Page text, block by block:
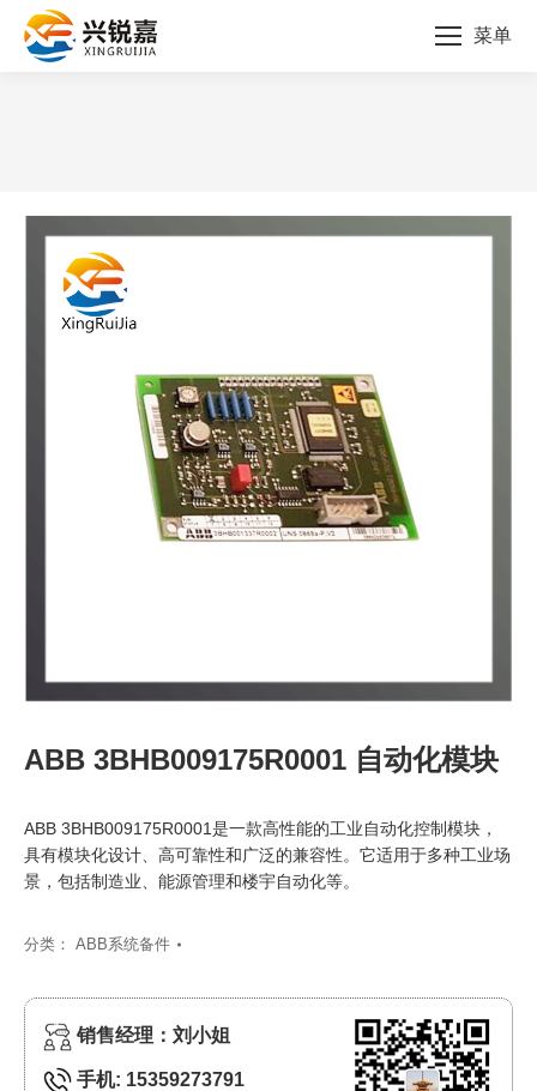
菜单
ABB 3BHB009175R0001 自动化模块
ABB 3BHB009175R0001是一款高性能的工业自动化控制模块，
具有模块化设计、高可靠性和广泛的兼容性。它适用于多种工业场
景，包括制造业、能源管理和楼宇自动化等。
分类： ABB系统备件
销售经理：刘小姐
手机: 15359273791